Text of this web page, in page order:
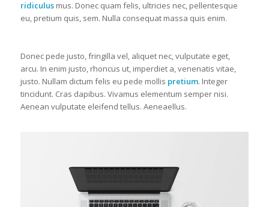
ridiculusmus. Donec quam felis, ultricies nec, pellentesque
eu, pretium quis, sem. Nulla consequat massa quis enim.
Donec pede justo, fringilla vel, aliquet nec, vulputate eget,
arcu. In enim justo, rhoncus ut, imperdiet a, venenatis vitae,
justo. Nullam dictum felis eu pede mollis pretium. Integer
tincidunt. Cras dapibus. Vivamus elementum semper nisi.
Aenean vulputate eleifend tellus. Aeneaellus.